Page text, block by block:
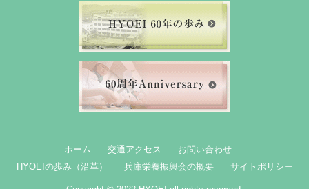
ホーム 交通アクセス
お問い合わせ
HYOEIの歩み（沿革）
兵庫栄養振興会の概要 サイトポリシー